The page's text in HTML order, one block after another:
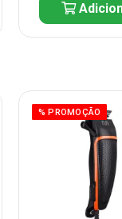
% PROMOÇÃO